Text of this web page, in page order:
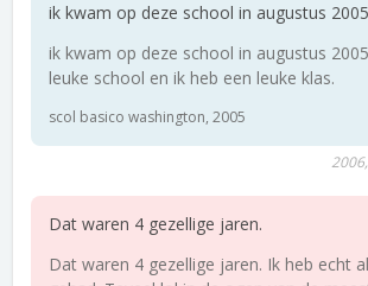
ik kwam op deze school in augustus
ik kwam op deze school in augustus
leuke school en ik heb een leuke klas.
scol basico washington, 2005
Dat waren 4 gezellige jaren.
Dat waren 4 gezellige jaren. Ik heb echt